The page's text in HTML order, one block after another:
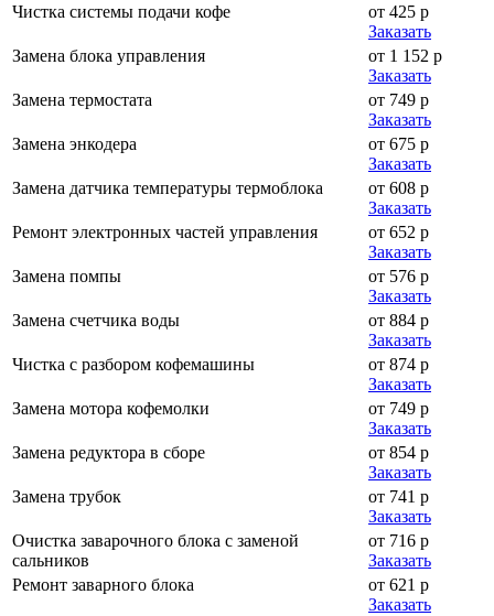
Чистка системы подачи кофе
от 425 р
Заказать
Замена блока управления
от 1 152 р
Заказать
Замена термостата
от 749 р
Заказать
Замена энкодера
от 675 р
Заказать
Замена датчика температуры термоблока
от 608 р
Заказать
Ремонт электронных частей управления
от 652 р
Заказать
Замена помпы
от 576 р
Заказать
Замена счетчика воды
от 884 р
Заказать
Чистка с разбором кофемашины
от 874 р
Заказать
Замена мотора кофемолки
от 749 р
Заказать
Замена редуктора в сборе
от 854 р
Заказать
Замена трубок
от 741 р
Заказать
Очистка заварочного блока с заменой
сальников
от 716 р
Заказать
Ремонт заварного блока
от 621 р
Заказать